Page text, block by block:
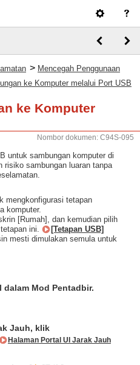
> Mencegah Penggunaan
ke Komputer melalui Port USB
ke Komputer
Nombor dokumen: C94S-095
untuk sambungan komputer di
risiko sambungan luaran tanpa
mengkonfigurasi tetapan
komputer.
[Rumah], dan kemudian pilih
ini.
[Tetapan USB]
mesti dimulakan semula untuk
dalam Mod Pentadbir.
Jauh, klik
Halaman Portal UI Jarak Jauh